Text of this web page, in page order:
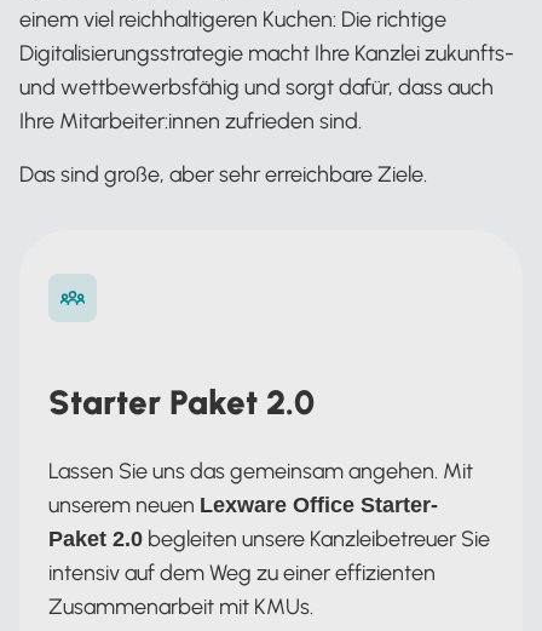
einem viel reichhaltigeren Kuchen: Die richtige
Digitalisierungsstrategie macht Ihre Kanzlei zukunfts-
und wettbewerbsfähig und sorgt dafür, dass auch
Ihre Mitarbeiter:innen zufrieden sind.
Das sind große, aber sehr erreichbare Ziele.
Starter Paket 2.0
Lassen Sie uns das gemeinsam angehen. Mit
unserem neuen Lexware Office Starter-
Paket 2.0 begleiten unsere Kanzleibetreuer Sie
intensiv auf dem Weg zu einer effizienten
Zusammenarbeit mit KMUs.